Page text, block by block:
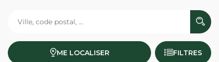
ME LOCALISER FILTRES